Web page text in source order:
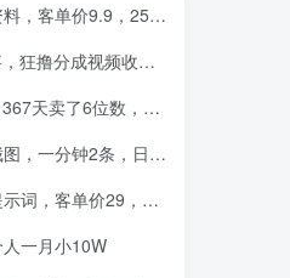
价9.9，250天卖了16w!
松日入1000+【可多平台分发】！
6位数，从0-1全流程讲解
2条，日入几千，多劳多得!
天卖了790单，小白直接抄作业！
一月小10W